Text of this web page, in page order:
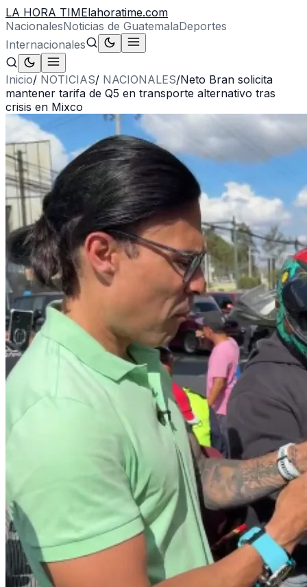
LA HORA TIMElahoratime.com
NacionalesNoticias de GuatemalaDeportes
Internacionales
Inicio/ NOTICIAS/ NACIONALES/Neto Bran solicita
mantener tarifa de Q5 en transporte alternativo tras
crisis en Mixco